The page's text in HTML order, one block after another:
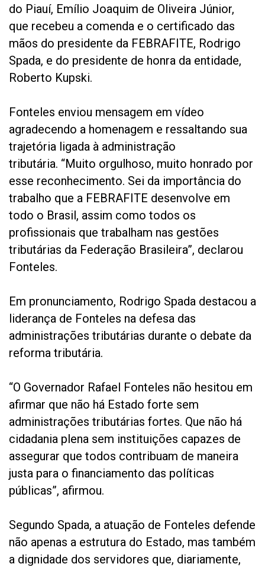
do Piauí, Emílio Joaquim de Oliveira Júnior,
que recebeu a comenda e o certificado das
mãos do presidente da FEBRAFITE, Rodrigo
Spada, e do presidente de honra da entidade,
Roberto Kupski.
Fonteles enviou mensagem em vídeo
agradecendo a homenagem e ressaltando sua
trajetória ligada à administração
tributária. “Muito orgulhoso, muito honrado por
esse reconhecimento. Sei da importância do
trabalho que a FEBRAFITE desenvolve em
todo o Brasil, assim como todos os
profissionais que trabalham nas gestões
tributárias da Federação Brasileira”, declarou
Fonteles.
Em pronunciamento, Rodrigo Spada destacou a
liderança de Fonteles na defesa das
administrações tributárias durante o debate da
reforma tributária.
“O Governador Rafael Fonteles não hesitou em
afirmar que não há Estado forte sem
administrações tributárias fortes. Que não há
cidadania plena sem instituições capazes de
assegurar que todos contribuam de maneira
justa para o financiamento das políticas
públicas”, afirmou.
Segundo Spada, a atuação de Fonteles defende
não apenas a estrutura do Estado, mas também
a dignidade dos servidores que, diariamente,